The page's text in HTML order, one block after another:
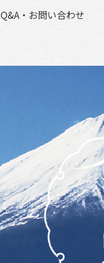
Q&A・お問い合わせ